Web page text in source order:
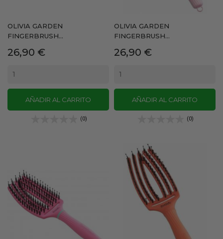
OLIVIA GARDEN
FINGERBRUSH...
Precio
26,90 €
AÑADIR AL CARRITO
(0)
OLIVIA GARDEN
FINGERBRUSH...
Precio
26,90 €
AÑADIR AL CARRITO
(0)